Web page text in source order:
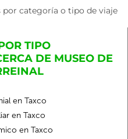
por categoría o tipo de viaje
TIPO
DE MUSEO DE
en Taxco
en Taxco
en Taxco